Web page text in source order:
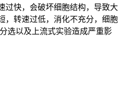
过快，会破坏细胞结构，导致大
，转速过低，消化不充分，细胞
选以及上流式实验造成严重影